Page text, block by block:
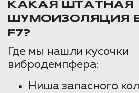
КАКАЯ ШТАТНАЯ
ШУМОИЗОЛЯЦИЯ В
F7?
Где мы нашли кусочки
вибродемпфера:
Ниша запасного